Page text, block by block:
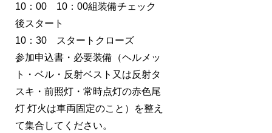
10：00 10：00組装備チェック
後スタート
10：30 スタートクローズ
参加申込書・必要装備（ヘルメッ
ト・ベル・反射ベスト又は反射タ
スキ・前照灯・常時点灯の赤色尾
灯 灯火は車両固定のこと）を整え
て集合してください。